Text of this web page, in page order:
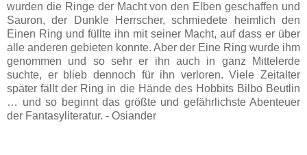
wurden die Ringe der Macht von den Elben geschaffen und
Sauron, der Dunkle Herrscher, schmiedete heimlich den
Einen Ring und füllte ihn mit seiner Macht, auf dass er über
alle anderen gebieten konnte. Aber der Eine Ring wurde ihm
genommen und so sehr er ihn auch in ganz Mittelerde
suchte, er blieb dennoch für ihn verloren. Viele Zeitalter
später fällt der Ring in die Hände des Hobbits Bilbo Beutlin
… und so beginnt das größte und gefährlichste Abenteuer
der Fantasyliteratur. - Osiander